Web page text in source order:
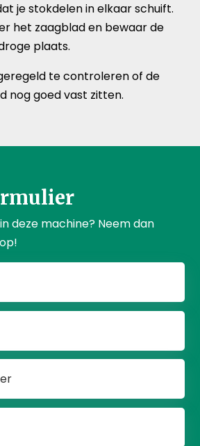
je stokdelen in elkaar schuift.
het zaagblad en bewaar de
plaats.
te controleren of de
nog goed vast zitten.
deze machine? Neem dan